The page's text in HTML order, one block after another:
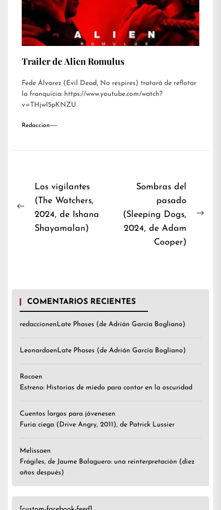
Trailer de Alien Romulus
Fede Álvarez (Evil Dead, No respires) tratará de reflotar
la franquicia: https://www.youtube.com/watch?
v=THjwI5pKNZU
Redaccion
Navegación
de
entradas
Previous
Los vigilantes
(The Watchers,
2024, de Ishana
Shayamalan)
Sombras del
pasado
(Sleeping Dogs,
2024, de Adam
Cooper)
COMENTARIOS RECIENTES
redaccionen Late Phases (de Adrián García Bogliano)
Leonardoen Late Phases (de Adrián García Bogliano)
Rocoen
Estreno: Historias de miedo para contar en la oscuridad
Cuentos largos para jóvenesen
Furia ciega (Drive Angry, 2011), de Patrick Lussier
Melissaen
Frágiles, de Jaume Balaguero: una reinterpretación (diez
años después)